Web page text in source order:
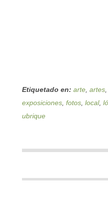
Etiquetado en: arte artes
exposiciones fotos local,
ubrique